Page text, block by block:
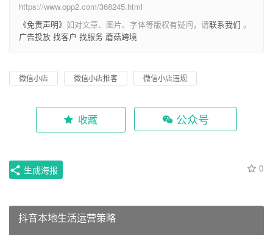
https://www.opp2.com/368245.html
《免责声明》 如对文章、图片、字体等版权有疑问，请联系我们 。
广告投放 找客户 找服务 蘑菇跨境
微信小店 微信小店推客 微信小店违规
收藏 公众号
0
生成海报
抖音本地生活运营策略